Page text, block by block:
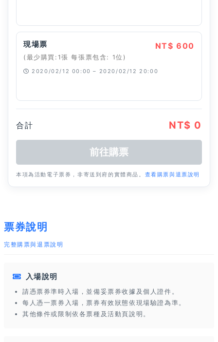
現場票
(最少購買:1張 每張票包含: 1位)
NT$ 600
2020/02/12 00:00 – 2020/02/12 20:00
合計 NT$ 0
本項為活動電子票券，非寄送到府的實體商品。 查看購票與退票說明
票券說明
完整購票與退票說明
入場說明
請憑票券準時入場，並備妥票券收據及個人證件。
每人憑一票券入場，票券有效狀態依現場驗證為準。
其他條件或限制依各票種及活動頁說明。